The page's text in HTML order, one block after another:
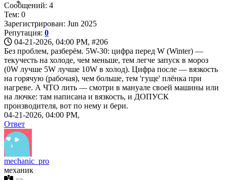
Сообщений: 4
Тем: 0
Зарегистрирован: Jun 2025
Репутация: 0
04-21-2026, 04:00 PM, #206
Без проблем, разберём. 5W-30: цифра перед W (Winter) —
текучесть на холоде, чем меньше, тем легче запуск в мороз
(0W лучше 5W лучше 10W в холод). Цифра после — вязкость
на горячую (рабочая), чем больше, тем 'гуще' плёнка при
нагреве. А ЧТО лить — смотри в мануале своей машины или
на лючке: там написана и вязкость, и ДОПУСК
производителя, вот по нему и бери.
04-21-2026, 04:00 PM,
Ответ
mechanic_pro
механик